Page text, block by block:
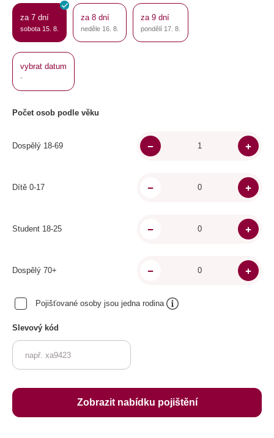
za 7 dní
sobota 15. 8.
za 8 dní
neděle 16. 8.
za 9 dní
pondělí 17. 8.
vybrat datum
-
Počet osob podle věku
Dospělý 18-69
Dítě 0-17
Student 18-25
Dospělý 70+
Pojišťované osoby jsou jedna rodina
Slevový kód
Zobrazit nabídku pojištění